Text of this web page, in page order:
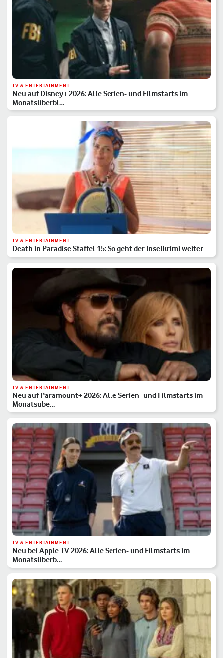
TV & ENTERTAINMENT
Neu auf Disney+ 2026: Alle Serien- und Filmstarts im
Monatsüberbl…
TV & ENTERTAINMENT
Death in Paradise Staffel 15: So geht der Inselkrimi weiter
TV & ENTERTAINMENT
Neu auf Paramount+ 2026: Alle Serien- und Filmstarts im
Monatsübe…
TV & ENTERTAINMENT
Neu bei Apple TV 2026: Alle Serien- und Filmstarts im
Monatsüberb…